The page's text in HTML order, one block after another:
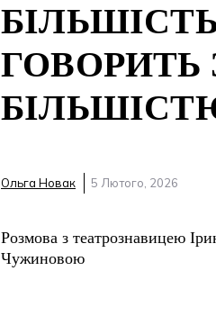
ГОВОРИТЬ
Ольга Новак 5 Лютого, 2026
Розмова з театрознавицею
Чужиновою